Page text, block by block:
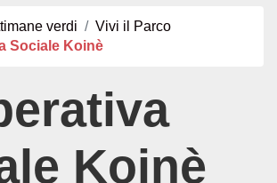
verdi
Vivi il Parco
Sociale Koinè
Koinè